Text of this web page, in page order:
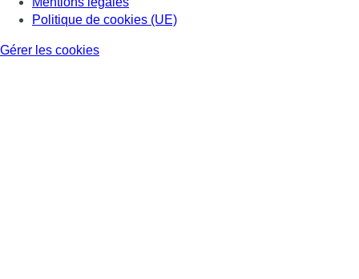
Politique de cookies (UE)
Gérer les cookies